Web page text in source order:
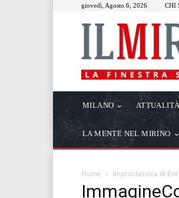
giovedì, Agosto 6, 2026 CHI
MILANO
LA MENTE NEL MIRINO
Home Improclassica di